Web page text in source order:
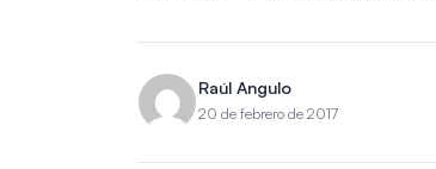
Raúl Angulo
20 de febrero de 2017